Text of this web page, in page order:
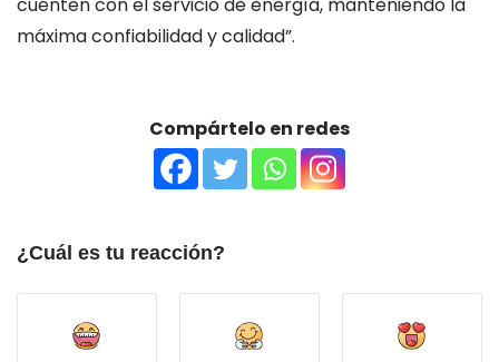
máxima confiabilidad y calidad”.
Compártelo en redes
¿Cuál es tu reacción?